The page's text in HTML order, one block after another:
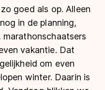
goed als op. Alleen
in de planning,
marathonschaatsers
vakantie. Dat
om even
winter. Daarin is